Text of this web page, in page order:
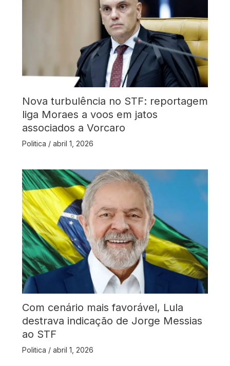
Nova turbulência no STF: reportagem
liga Moraes a voos em jatos
associados a Vorcaro
Politica / abril 1, 2026
Com cenário mais favorável, Lula
destrava indicação de Jorge Messias
ao STF
Politica / abril 1, 2026